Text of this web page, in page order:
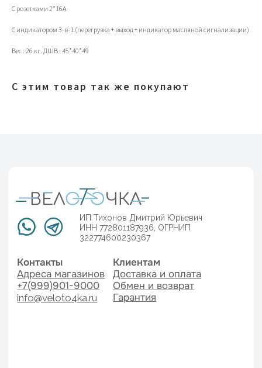
С розетками 2*16A
С индикатором 3-в-1 (перегрузка + выход + индикатор масляной сигнализации)
Вес : 26 кг. ДШВ : 45*40*49
С этим товар так же покупают
персональных данных
Политика
+7(999)901-9000
Велосипеды
Аксессуары